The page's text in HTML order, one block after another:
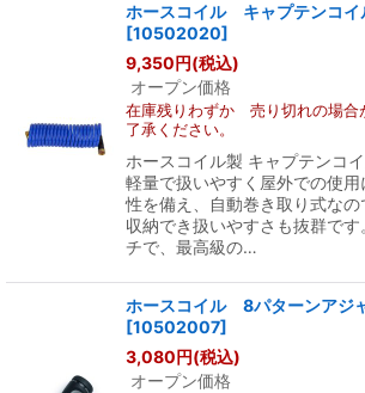
ホースコイル キャプテンコ
[10502020]
9,350円(税込)
オープン価格
在庫残りわずか 売り切れの場合
了承ください。
ホースコイル製 キャプテンコ
軽量で扱いやすく屋外での使用
性を備え、自動巻き取り式なの
収納でき扱いやすさも抜群で
チで、最高級の…
ホースコイル 8パターンアジ
[10502007]
3,080円(税込)
オープン価格